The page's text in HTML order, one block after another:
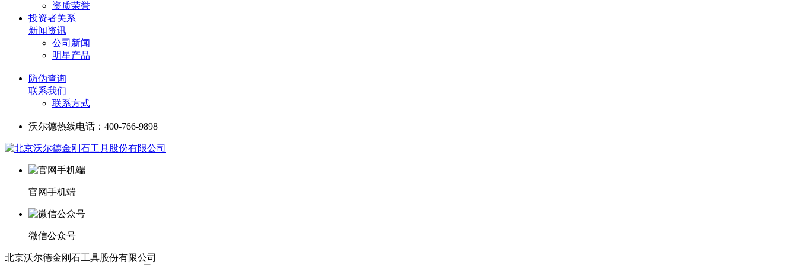
资质荣誉
投资者关系
新闻资讯
公司新闻
明星产品
防伪查询
联系我们
联系方式
沃尔德热线电话：400-766-9898
官网手机端
微信公众号
北京沃尔德金刚石工具股份有限公司